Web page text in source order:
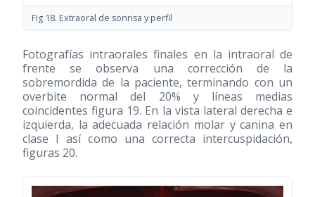
Fig 18. Extraoral de sonrisa y perfil
Fotografías intraorales finales en la intraoral de
frente se observa una corrección de la
sobremordida de la paciente, terminando con un
overbite normal del 20% y líneas medias
coincidentes figura 19. En la vista lateral derecha e
izquierda, la adecuada relación molar y canina en
clase I así como una correcta intercuspidación,
figuras 20.